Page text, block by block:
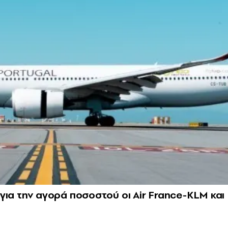
την αγορά ποσοστού οι Air France-KLM και